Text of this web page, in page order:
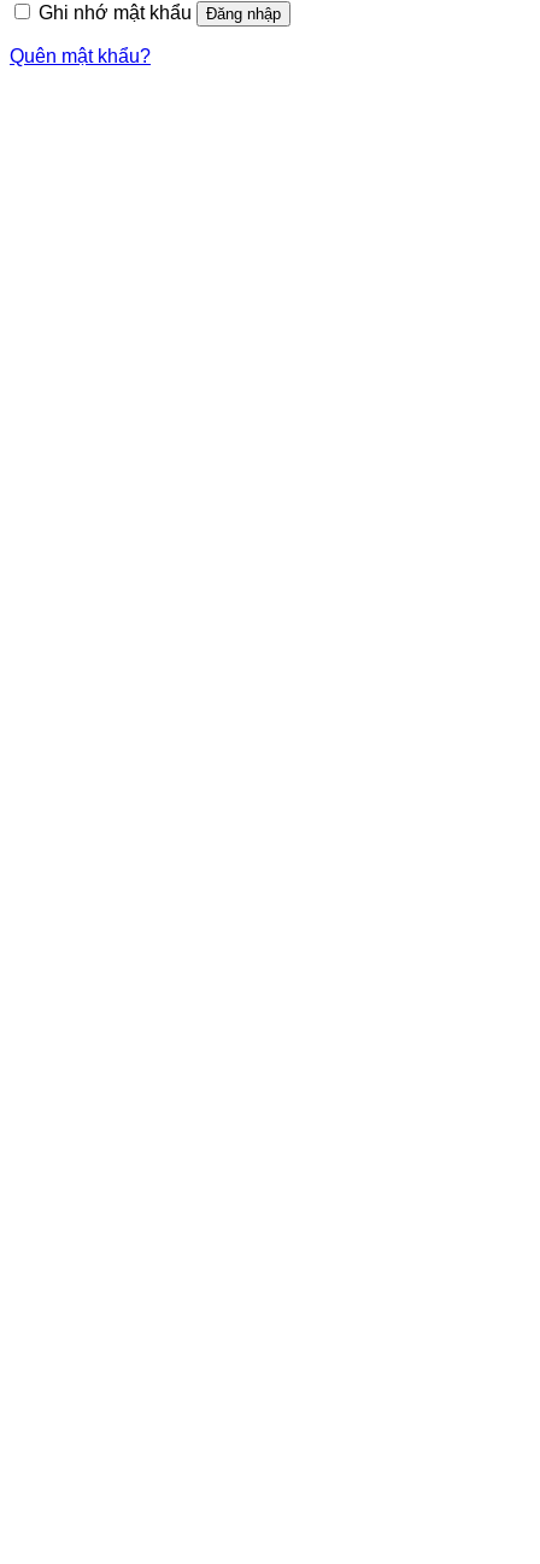
Ghi nhớ mật khẩu Đăng nhập
Quên mật khẩu?